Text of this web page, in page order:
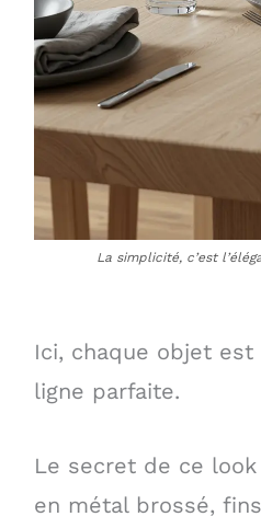
La simplicité, c’est
Ici, chaque objet
ligne parfaite.
Le secret de ce
en métal brossé,